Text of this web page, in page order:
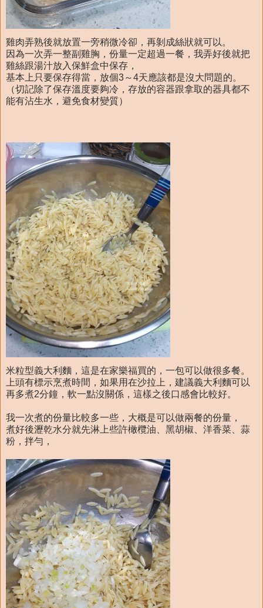
雞肉弄熟後就放置一旁稍微冷卻，再剝成絲狀就可以。
因為一次弄一整副雞胸，份量一定超過一餐，我弄好後就把
雞絲跟湯汁放入保鮮盒中保存，
基本上只要保存得當，放個3～4天應該都是沒大問題的。
（切記除了保存溫度要夠冷，存放的容器跟拿取的器具都不
能有沾生水，避免食材變質）
米粒型義大利麵，這是在家樂福買的，一包可以做很多餐。
上頭有標示烹煮時間，如果用在沙拉上，建議義大利麵可以
再多煮2分鐘，軟一點沒關係，這樣之後口感會比較好。
我一次煮的份量比較多一些，大概是可以做兩餐的份量，
煮好後瀝乾水分就先淋上些許橄欖油、黑胡椒、洋香菜、蒜
粉，拌勻，